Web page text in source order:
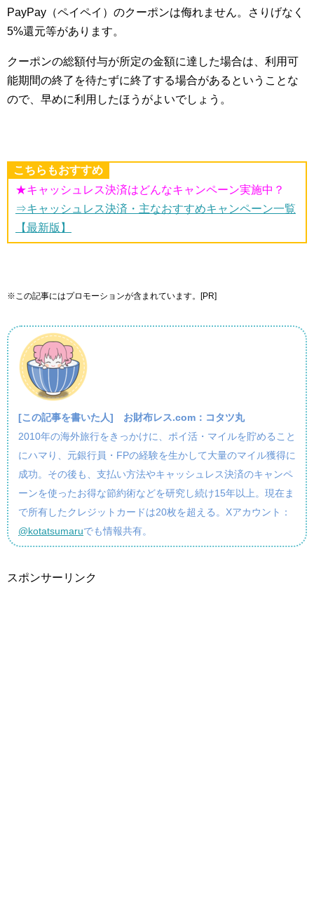
PayPay（ペイペイ）のクーポンは侮れません。さりげなく
5%還元等があります。
クーポンの総額付与が所定の金額に達した場合は、利用可
能期間の終了を待たずに終了する場合があるということな
ので、早めに利用したほうがよいでしょう。
こちらもおすすめ
★キャッシュレス決済はどんなキャンペーン実施中？
⇒キャッシュレス決済・主なおすすめキャンペーン一覧
【最新版】
※この記事にはプロモーションが含まれています。[PR]
[この記事を書いた人] お財布レス.com：コタツ丸
2010年の海外旅行をきっかけに、ポイ活・マイルを貯めること
にハマり、元銀行員・FPの経験を生かして大量のマイル獲得に
成功。その後も、支払い方法やキャッシュレス決済のキャンペ
ーンを使ったお得な節約術などを研究し続け15年以上。現在ま
で所有したクレジットカードは20枚を超える。Xアカウント：
@kotatsumaruでも情報共有。
スポンサーリンク